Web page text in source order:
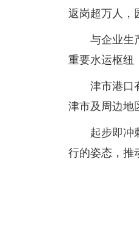
返岗超万人，
与企业生
重要水运枢纽
津市港口
津市及周边地
起步即冲
行的姿态，推